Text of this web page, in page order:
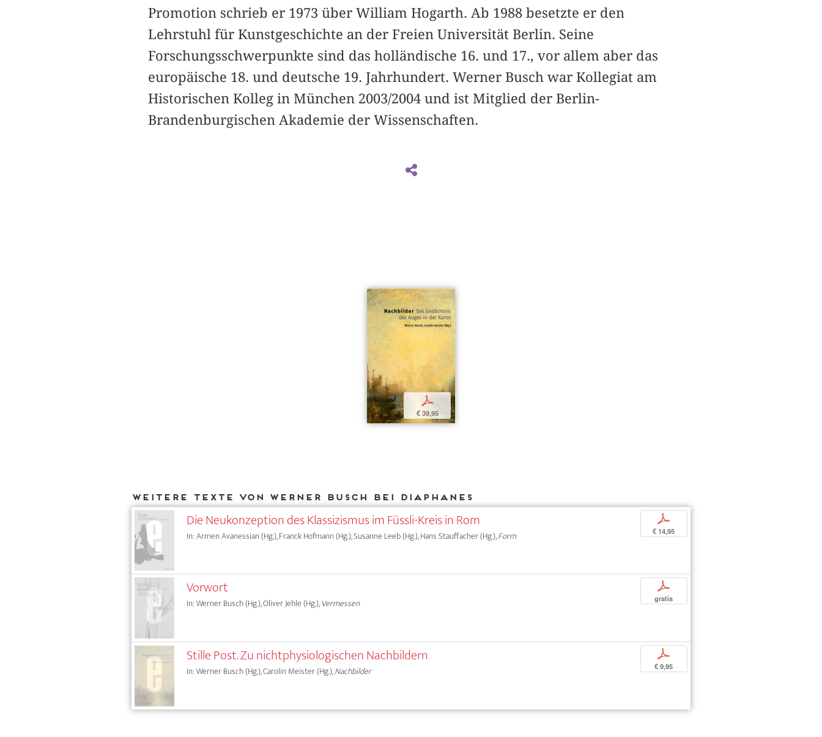
Promotion schrieb er 1973 über William Hogarth. Ab 1988 besetzte er den
Lehrstuhl für Kunstgeschichte an der Freien Universität Berlin. Seine
Forschungsschwerpunkte sind das holländische 16. und 17., vor allem aber das
europäische 18. und deutsche 19. Jahrhundert. Werner Busch war Kollegiat am
Historischen Kolleg in München 2003/2004 und ist Mitglied der Berlin-
Brandenburgischen Akademie der Wissenschaften.
p
€ 39,95
Weitere Texte von Werner Busch bei DIAPHANES
Die Neukonzeption des Klassizismus im Füssli-Kreis in Rom
In: Armen Avanessian (Hg.), Franck Hofmann (Hg.), Susanne Leeb (Hg.), Hans Stauffacher (Hg.),Form
p
€ 14,95
Vorwort
In: Werner Busch (Hg.), Oliver Jehle (Hg.),Vermessen
p
gratis
Stille Post. Zu nichtphysiologischen Nachbildern
In: Werner Busch (Hg.), Carolin Meister (Hg.),Nachbilder
p
€ 9,95